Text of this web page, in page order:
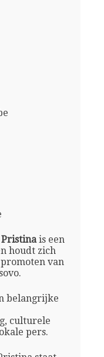
Pristinais een
houdt zich
van
belangrijke
culturele
pers.